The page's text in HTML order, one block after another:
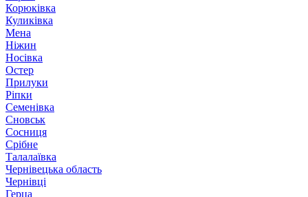
Корюківка
Куликівка
Мена
Ніжин
Носівка
Остер
Прилуки
Ріпки
Семенівка
Сновськ
Сосниця
Срібне
Талалаївка
Чернівецька область
Чернівці
Герца